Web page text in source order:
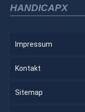
HANDICAPX
Impressum
Kontakt
Sitemap